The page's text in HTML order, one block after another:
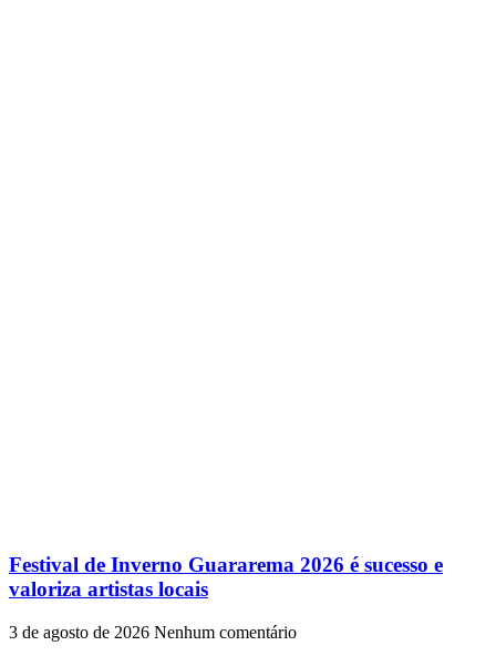
Festival de Inverno Guararema 2026 é sucesso e
valoriza artistas locais
3 de agosto de 2026 Nenhum comentário